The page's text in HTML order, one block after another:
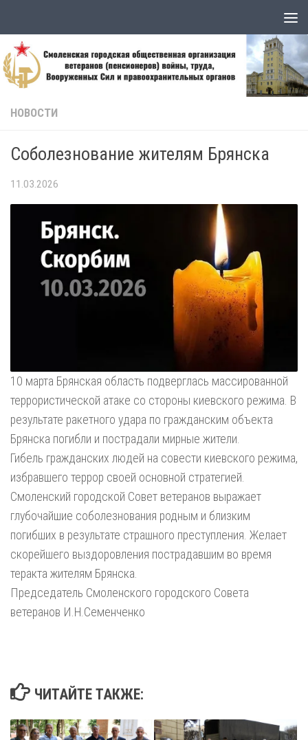
НОВОСТИ
Соболезнование жителям Брянска
11.03.2026
10 марта Брянская область подверглась массированной
террористической атаке со стороны киевского режима. В
результате ракетного удара по гражданским объекта
Брянска погибли и пострадали мирные жители.
Гибель гражданских людей на совести киевского режима,
избравшего террор своей основной стратегией.
Смоленский городской Совет ветеранов выражает
глубочайшие соболезнования родным и близким
погибших в результате страшного преступления. Желает
скорейшего выздоровления пострадавшим во время
теракта жителям Брянска.
Председатель Смоленского городского Совета
ветеранов И.Н.Семенченко
ЧИТАЙТЕ ТАКЖЕ: